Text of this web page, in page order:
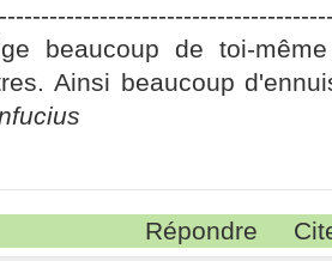
beaucoup de toi-
Ainsi beaucoup
Répondre